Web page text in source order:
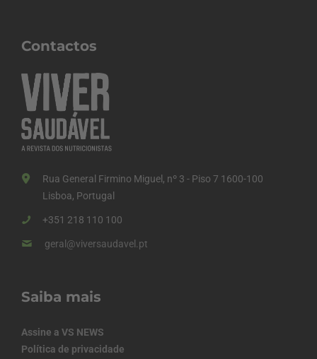
Contactos
Rua General Firmino Miguel, nº 3 - Piso 7 1600-100
Lisboa, Portugal
+351 218 110 100
geral@viversaudavel.pt
Saiba mais
Assine a VS NEWS
Política de privacidade